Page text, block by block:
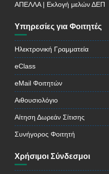
ΑΠΕΛΛΑ | Εκλογή μελών ΔΕΠ
Υπηρεσίες για Φοιτητές
Ηλεκτρονική Γραμματεία
eClass
eMail Φοιτητών
Αιθουσιολόγιο
Αίτηση Δωρεάν Σίτισης
Συνήγορος Φοιτητή
Χρήσιμοι Σύνδεσμοι